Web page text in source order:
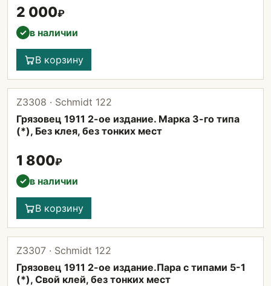
2 000₽
✓ в наличии
В корзину
Z3308 · Schmidt 122
Грязовец 1911 2-ое издание. Марка 3-го типа
(*), Без клея, без тонких мест
1 800₽
✓ в наличии
В корзину
Z3307 · Schmidt 122
Грязовец 1911 2-ое издание.Пара с типами 5-1
(*), Свой клей, без тонких мест